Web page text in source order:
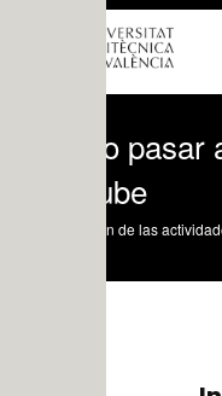
pasar a Excel
de las actividades científicas,